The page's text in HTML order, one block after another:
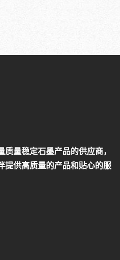
量稳定石墨产品的供应商，
提供高质量的产品和贴心的服